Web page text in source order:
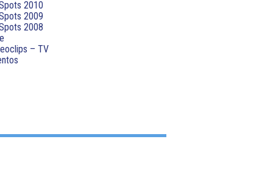
2010
2009
2008
– TV